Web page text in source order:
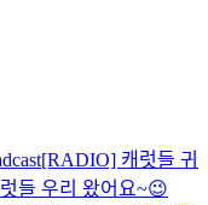
[RADIO] 캐럿들 귀
들 우리 왔어요~😉